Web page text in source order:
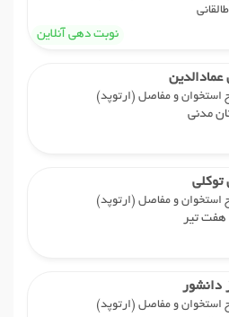
نوبت دهی آنلاین
و مفاصل (ارتوپد)
مدنی
و مفاصل (ارتوپد)
هفت تیر
دانشور
و مفاصل (ارتوپد)